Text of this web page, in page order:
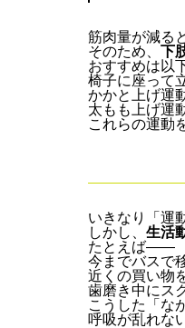
筋肉量が減る
そのため、 下
おすすめは以
椅子に座って
かかと上げ運
太もも上げ運
これらの運動
いきなり「運
しかし、 生活
たとえば――
今までバスで
近くの買い物
歯磨き中にス
こうした「な
呼吸が乱れな